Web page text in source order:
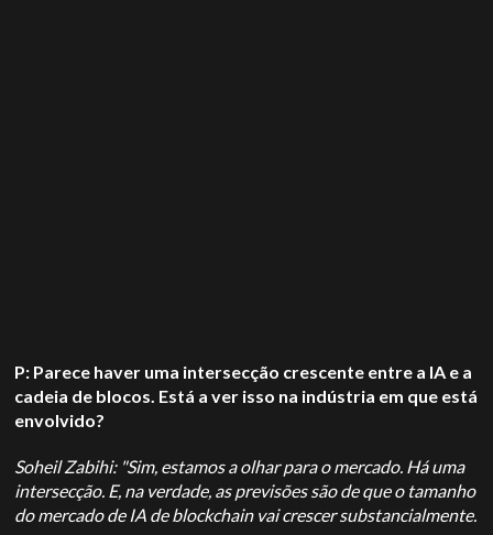
P: Parece haver uma intersecção crescente entre a IA e a
cadeia de blocos. Está a ver isso na indústria em que está
envolvido?
Soheil Zabihi: "Sim, estamos a olhar para o mercado. Há uma
intersecção. E, na verdade, as previsões são de que o tamanho
do mercado de IA de blockchain vai crescer substancialmente.